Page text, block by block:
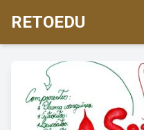
RETOEDU